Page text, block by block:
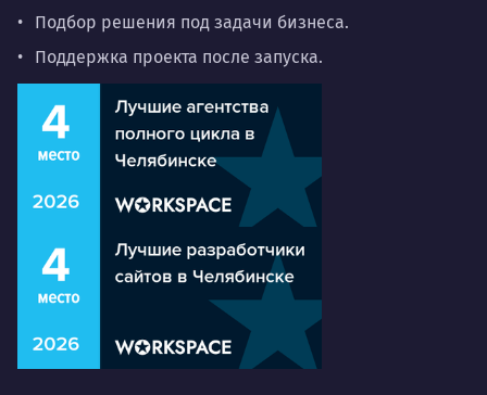
Подбор решения под задачи бизнеса.
Поддержка проекта после запуска.